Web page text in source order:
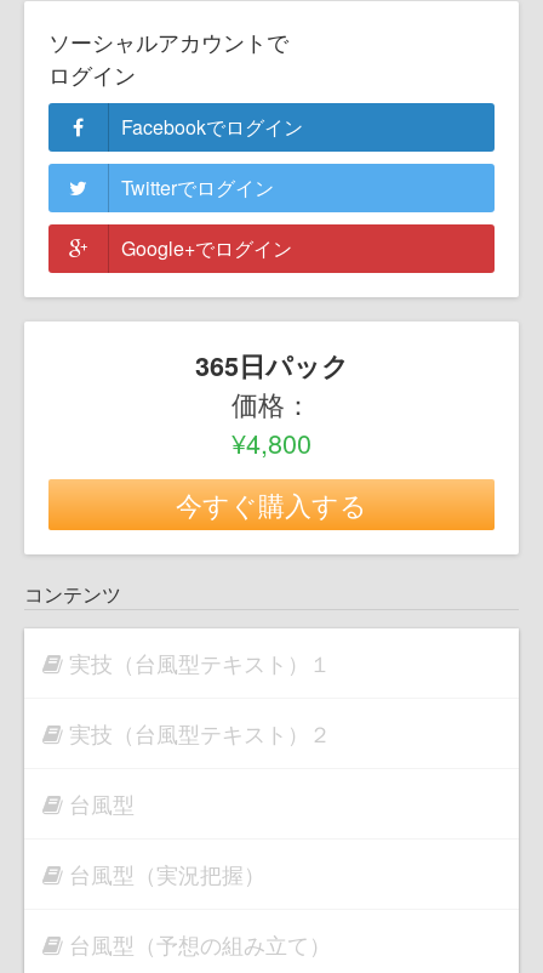
ソーシャルアカウントで
ログイン
Facebookでログイン
Twitterでログイン
Google+でログイン
365日パック
価格：
¥4,800
今すぐ購入する
コンテンツ
実技（台風型テキスト）１
実技（台風型テキスト）２
台風型
台風型（実況把握）
台風型（予想の組み立て）